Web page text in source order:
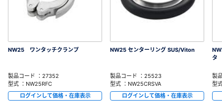
NW25 ワンタッチクランプ
製品コード ：27352
型式 ：NW25RFC
ログインして価格・在庫表示
NW25 センターリング SUS/Viton
製品コード ：25523
型式 ：NW25CRSVA
ログインして価格・在庫表示
タ
製
型